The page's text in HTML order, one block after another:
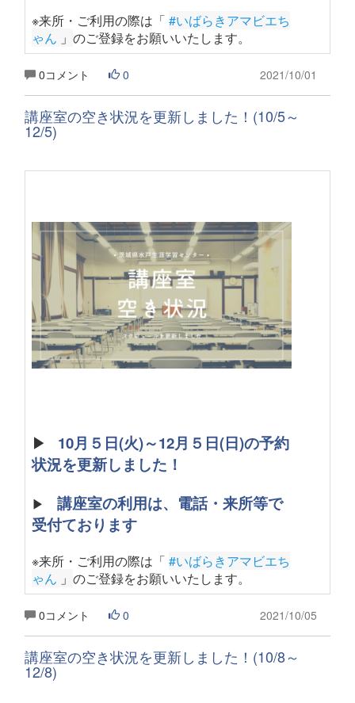
※来所・ご利用の際は「 #いばらきアマビエち
ゃん 」 のご登録をお願いいたします。
0コメント 0 2021/10/01
講座室の空き状況を更新しました！(10/5～
12/5)
▶
10月５日(火)～12月５日(日)の予約
状況を更新しました！
▶ 講座室の利用は、電話・来所等で
受付ております
※来所・ご利用の際は「 #いばらきアマビエち
ゃん 」 のご登録をお願いいたします。
0コメント 0 2021/10/05
講座室の空き状況を更新しました！(10/8～
12/8)